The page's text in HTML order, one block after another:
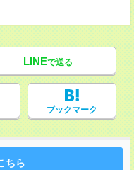
LINEで送る
ブックマーク
ちら